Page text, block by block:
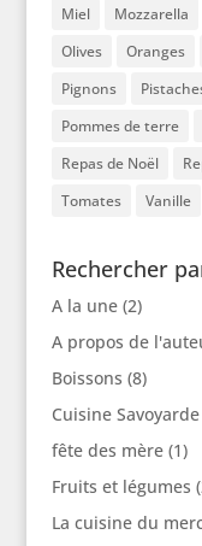
Miel Mozzarella
Olives
Oranges
Pignons
Pommes de terre
Repas de Noël
Tomates
Vanille
Rechercher
A la une(2)
A propos de
Boissons (8)
Cuisine Savoyarde
fête des mère(1)
Fruits et légumes
La cuisine du